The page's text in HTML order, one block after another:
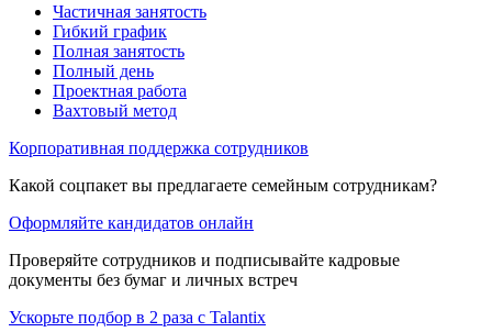
Частичная занятость
Гибкий график
Полная занятость
Полный день
Проектная работа
Вахтовый метод
Корпоративная поддержка сотрудников
Какой соцпакет вы предлагаете семейным сотрудникам?
Оформляйте кандидатов онлайн
Проверяйте сотрудников и подписывайте кадровые
документы без бумаг и личных встреч
Ускорьте подбор в 2 раза с Talantix